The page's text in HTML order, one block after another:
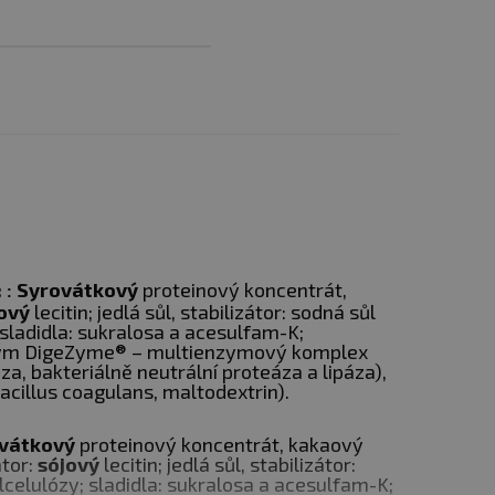
nebo nízkotučného
denně mezi jídly, dle
: Syrovátkovýproteinový koncentrát,
lecitin; jedlá sůl, stabilizátor: sodná sůl
sukralosa a acesulfam-K;
DigeZyme® – multienzymový komplex
bakteriálně neutrální proteáza a lipáza),
coagulans, maltodextrin).
proteinový koncentrát, kakaový
sójový lecitin; jedlá sůl, stabilizátor:
sladidla: sukralosa a acesulfam-K;